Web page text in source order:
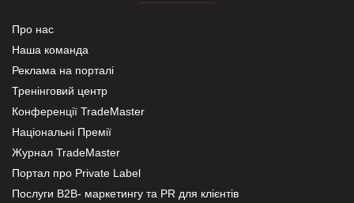
Про нас
Наша команда
Реклама на порталі
Тренінговий центр
Конференції TradeMaster
Національні Премії
Журнал TradeMaster
Портал про Private Label
Послуги В2В- маркетингу та PR для клієнтів